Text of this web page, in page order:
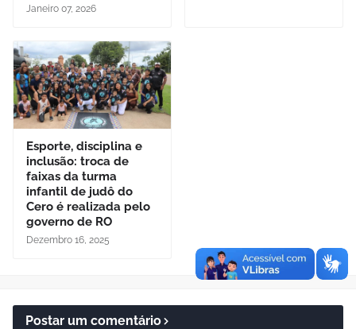
Janeiro 07, 2026
Esporte, disciplina e
inclusão: troca de
faixas da turma
infantil de judô do
Cero é realizada pelo
governo de RO
Dezembro 16, 2025
Postar um comentário